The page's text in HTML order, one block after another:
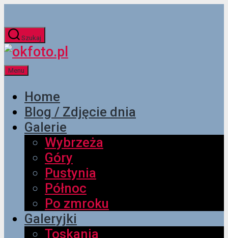
do
treści
Szukaj
Menu
Home
Blog / Zdjęcie dnia
Galerie
Wybrzeża
Góry
Pustynia
Północ
Po zmroku
Galeryjki
Toskania